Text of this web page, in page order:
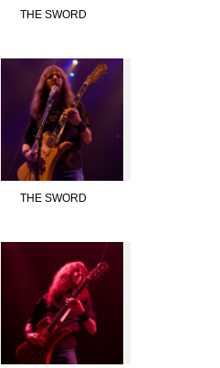
THE SWORD
THE SWORD